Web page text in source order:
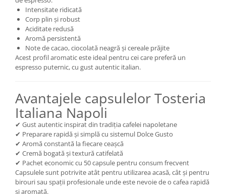
Intensitate ridicată
Corp plin și robust
Aciditate redusă
Aromă persistentă
Note de cacao, ciocolată neagră și cereale prăjite
Acest profil aromatic este ideal pentru cei care preferă un
espresso puternic, cu gust autentic italian.
Avantajele capsulelor Tosteria
Italiana Napoli
✔ Gust autentic inspirat din tradiția cafelei napoletane
✔ Preparare rapidă și simplă cu sistemul Dolce Gusto
✔ Aromă constantă la fiecare ceașcă
✔ Cremă bogată și textură catifelată
✔ Pachet economic cu 50 capsule pentru consum frecvent
Capsulele sunt potrivite atât pentru utilizarea acasă, cât și pentru
birouri sau spații profesionale unde este nevoie de o cafea rapidă
și aromată.